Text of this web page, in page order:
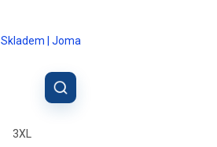
Skladem | Joma
3XL